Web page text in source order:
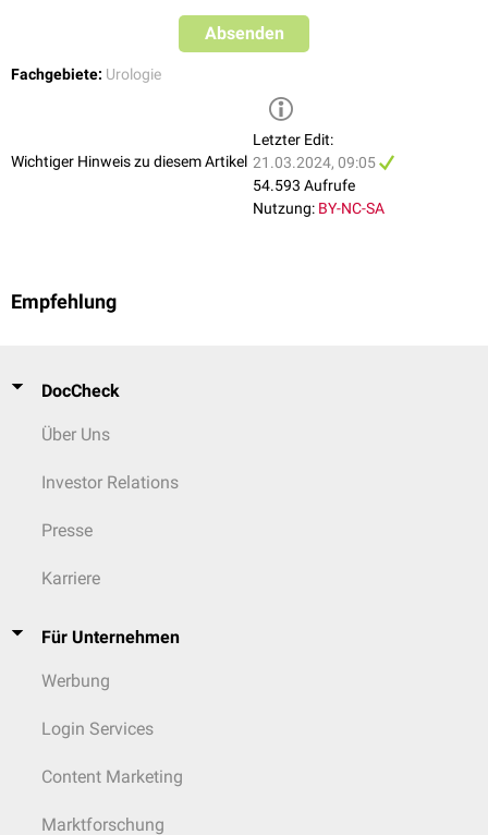
Absenden
Fachgebiete: Urologie
Wichtiger Hinweis zu diesem Artikel
Letzter Edit:
21.03.2024, 09:05
54.593 Aufrufe
Nutzung: BY-NC-SA
Empfehlung
DocCheck
Über Uns
Investor Relations
Presse
Karriere
Für Unternehmen
Werbung
Login Services
Content Marketing
Marktforschung